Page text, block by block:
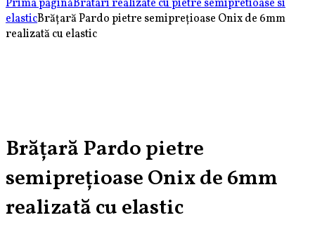
Prima paginăBratari realizate cu pietre semipretioase si
elasticBrățară Pardo pietre semiprețioase Onix de 6mm
realizată cu elastic
14K
cu
Cristale
Sticla
și
Onix
bănuț
Zodie
din
Aur
de
14K
Brățară Pardo pietre
semiprețioase Onix de 6mm
realizată cu elastic